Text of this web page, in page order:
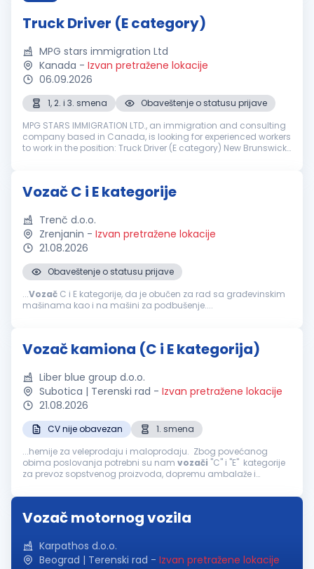
Truck Driver (E category)
MPG stars immigration Ltd
Kanada - Izvan pretražene lokacije
06.09.2026
1, 2. i 3. smena
Obaveštenje o statusu prijave
MPG STARS IMMIGRATION LTD., an immigration and consulting
company based in Canada, is looking for experienced workers
to work in the position: Truck Driver (E category) New Brunswick,
Vozač C i E kategorije
Trenč d.o.o.
Zrenjanin - Izvan pretražene lokacije
21.08.2026
Obaveštenje o statusu prijave
...Vozač C i E kategorije, da je obučen za rad sa građevinskim
mašinama kao i na mašini za podbušenje....
Vozač kamiona (C i E kategorija)
Liber blue group d.o.o.
Subotica | Terenski rad - Izvan pretražene lokacije
21.08.2026
CV nije obavezan
1. smena
...hemije za veleprodaju i maloprodaju. Zbog povećanog
obima poslovanja potrebni su nam vozači "C" i "E" kategorije
za prevoz sopstvenog proizvoda, dopremu ambalaže i
kategorijom, važeći...
Vozač motornog vozila
Karpathos d.o.o.
Beograd | Terenski rad - Izvan pretražene lokacije